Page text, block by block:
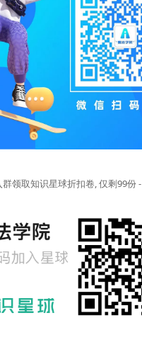
群领取知识星球折扣卷, 仅剩99份 -